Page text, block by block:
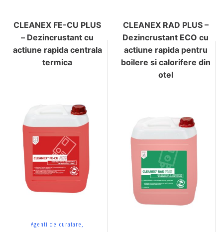
CLEANEX FE-CU PLUS
– Dezincrustant cu
actiune rapida centrala
termica
Agenti de curatare,
CLEANEX RAD PLUS –
Dezincrustant ECO cu
actiune rapida pentru
boilere si calorifere din
otel